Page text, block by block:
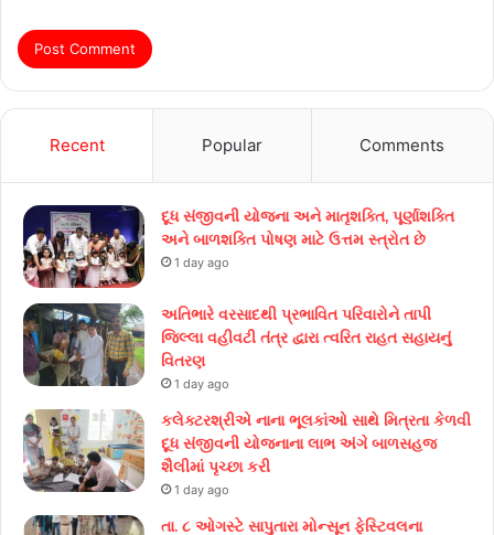
Recent Popular Comments
દૂધ સંજીવની યોજના અને માતૃશક્તિ, પૂર્ણાશક્તિ
અને બાળશક્તિ પોષણ માટે ઉત્તમ સ્ત્રોત છે
1 day ago
અતિભારે વરસાદથી પ્રભાવિત પરિવારોને તાપી
જિલ્લા વહીવટી તંત્ર દ્વારા ત્વરિત રાહત સહાયનું
વિતરણ
1 day ago
કલેક્ટરશ્રીએ નાના ભૂલકાંઓ સાથે મિત્રતા કેળવી
દૂધ સંજીવની યોજનાના લાભ અંગે બાળસહજ
શૈલીમાં પૃચ્છા કરી
1 day ago
તા. ૮ ઓગસ્ટે સાપુતારા મોન્સૂન ફેસ્ટિવલના